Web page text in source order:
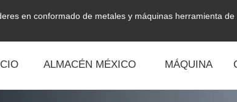
en conformado de metales y máquinas herramienta de
ALMACÉN MÉXICO MÁQUINA